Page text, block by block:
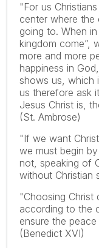
"For us
center where the
going to. When
kingdom come”,
more and more
happiness in
shows us, which
us therefore ask
Jesus Christ is,
(St. Ambrose)
"If we want
we must begin
not, speaking of
without Christian
"Choosing Christ
according to the
ensure the
(Benedict XVI)